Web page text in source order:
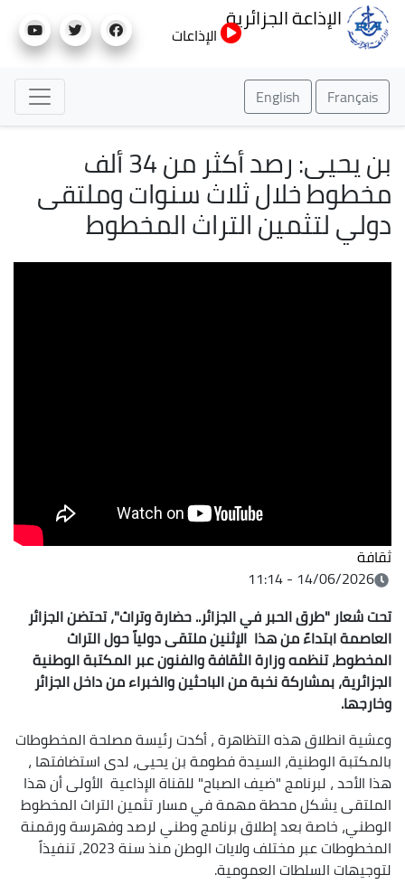
إلى
الإذاعة الجزائرية
الإذاعات
Français
English
بن يحيى: رصد أكثر من 34 ألف
مخطوط خلال ثلاث سنوات وملتقى
دولي لتثمين التراث المخطوط
ثقافة
14/06/2026 - 11:14
تحت شعار "طرق الحبر في الجزائر.. حضارة وتراث"، تحتضن الجزائر
العاصمة ابتداءً من هذا الإثنين ملتقى دولياً حول التراث
المخطوط، تنظمه وزارة الثقافة والفنون عبر المكتبة الوطنية
الجزائرية، بمشاركة نخبة من الباحثين والخبراء من داخل الجزائر
وخارجها.
وعشية انطلاق هذه التظاهرة ، أكدت رئيسة مصلحة المخطوطات
بالمكتبة الوطنية، السيدة فطومة بن يحيى، لدى استضافتها ،
هذا الأحد ، لبرنامج "ضيف الصباح" للقناة الإذاعية الأولى أن هذا
الملتقى يشكل محطة مهمة في مسار تثمين التراث المخطوط
الوطني، خاصة بعد إطلاق برنامج وطني لرصد وفهرسة ورقمنة
المخطوطات عبر مختلف ولايات الوطن منذ سنة 2023، تنفيذاً
لتوجيهات السلطات العمومية.